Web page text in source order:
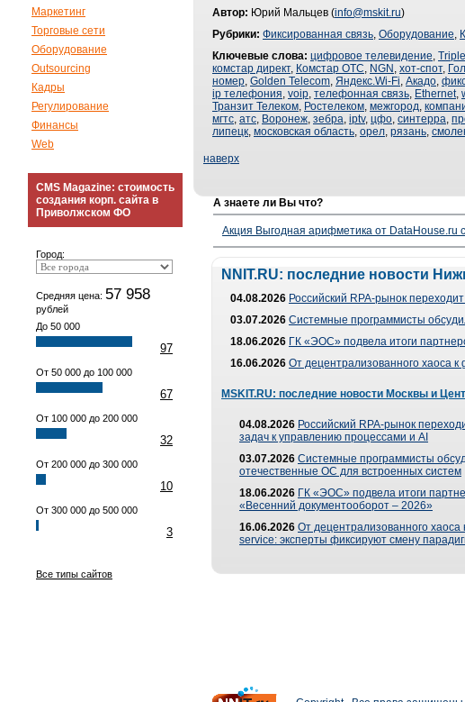
Маркетинг
Торговые сети
Оборудование
Outsourcing
Кадры
Регулирование
Финансы
Web
CMS Magazine: стоимость
создания корп. сайта в
Приволжском ФО
Город:
Средняя цена: 57 958
рублей
До 50 000
97
От 50 000 до 100 000
67
От 100 000 до 200 000
32
От 200 000 до 300 000
10
От 300 000 до 500 000
3
Все типы сайтов
Автор: Юрий Мальцев (info@mskit.ru)
Рубрики: Фиксированная связь, Оборудование,
Ключевые слова: цифровое телевидение,
комстар директ, Комстар ОТС, NGN , хот-спот,
номер, Golden Telecom, Яндекс.Wi-Fi, Акадо,
ip телефония, voip, телефонная связь, Ethernet,
Транзит Телеком, Ростелеком, межгород,
мгтс, атс, Воронеж, зебра, iptv, цфо, синтерра,
липецк, московская область, орел, рязань,
наверх
А знаете ли Вы что?
Акция Выгодная арифметика от DataHouse.ru
NNIT.RU: последние новости
04.08.2026 Российский RPA-рынок
03.07.2026 Системные программисты
18.06.2026 ГК «ЭОС» подвела итоги
16.06.2026 От децентрализованного хаоса
MSKIT.RU: последние новости Москвы и
04.08.2026 Российский RPA-рынок
задач к управлению процессами и AI
03.07.2026 Системные программисты
отечественные ОС для встроенных систем
18.06.2026 ГК «ЭОС» подвела итоги
«Весенний документооборот – 2026»
16.06.2026 От децентрализованного хаоса
service: эксперты фиксируют смену